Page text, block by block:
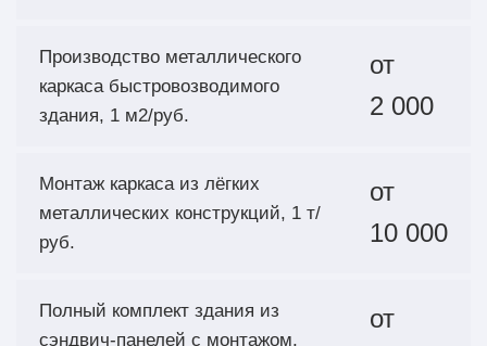
Производство металлического
каркаса быстровозводимого
здания, 1 м2/руб.
от
2 000
Монтаж каркаса из лёгких
металлических конструкций, 1 т/
руб.
от
10 000
Полный комплект здания из
сэндвич‑панелей с монтажом,
от